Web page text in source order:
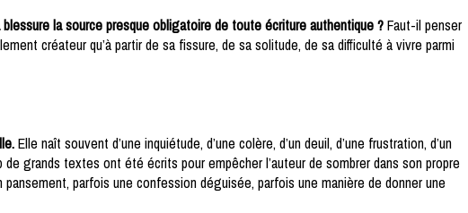
la source presque obligatoire de toute écriture authentique ?Faut-il penser
créateur qu’à partir de sa fissure, de sa solitude, de sa difficulté à vivre parmi
Elle naît souvent d’une inquiétude, d’une colère, d’un deuil, d’une frustration, d’un
grands textes ont été écrits pour empêcher l’auteur de sombrer dans son propre
parfois une confession déguisée, parfois une manière de donner une